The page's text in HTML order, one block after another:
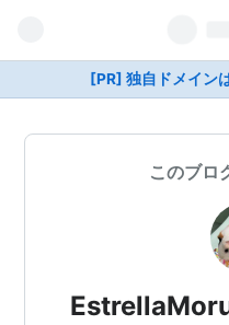
[PR] 独自ドメイン
このブロ